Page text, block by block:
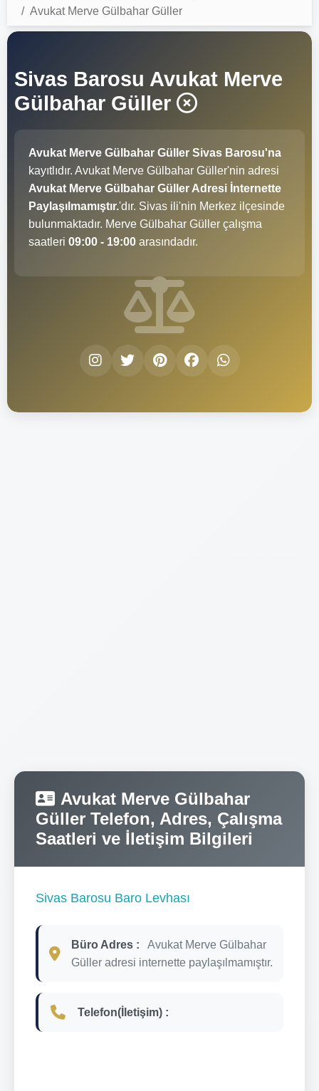
Avukat Merve Gülbahar Güller
Sivas Barosu Avukat Merve
Gülbahar Güller
Avukat Merve Gülbahar Güller Sivas Barosu'na
kayıtlıdır. Avukat Merve Gülbahar Güller'nin adresi
Avukat Merve Gülbahar Güller Adresi İnternette
Paylaşılmamıştır.'dır. Sivas ili'nin Merkez ilçesinde
bulunmaktadır. Merve Gülbahar Güller çalışma
saatleri 09:00 - 19:00 arasındadır.
Avukat Merve Gülbahar
Güller Telefon, Adres, Çalışma
Saatleri ve İletişim Bilgileri
Sivas Barosu Baro Levhası
Büro Adres :
Avukat Merve Gülbahar
Güller adresi internette paylaşılmamıştır.
Telefon(İletişim) :